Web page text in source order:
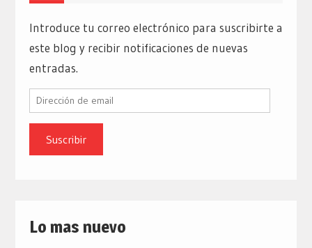
Introduce tu correo electrónico para suscribirte a
este blog y recibir notificaciones de nuevas
entradas.
Dirección
email
Lo mas nuevo